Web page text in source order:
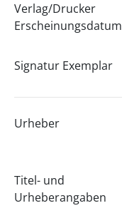
Verlag/Drucker
Erscheinungsdatum
Signatur Exemplar
Urheber
Titel- und
Urheberangaben